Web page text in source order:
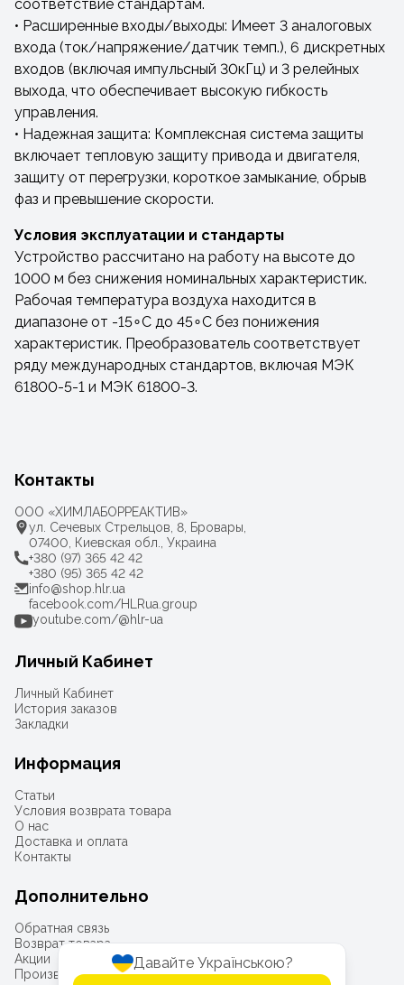
Давайте Українською?
соответствие стандартам.
• Расширенные входы/выходы: Имеет 3 аналоговых
входа (ток/напряжение/датчик темп.), 6 дискретных
входов (включая импульсный 30кГц) и 3 релейных
выхода, что обеспечивает высокую гибкость
управления.
• Надежная защита: Комплексная система защиты
включает тепловую защиту привода и двигателя,
защиту от перегрузки, короткое замыкание, обрыв
фаз и превышение скорости.
Условия эксплуатации и стандарты
Устройство рассчитано на работу на высоте до
1000 м без снижения номинальных характеристик.
Рабочая температура воздуха находится в
диапазоне от -15∘C до 45∘C без понижения
характеристик. Преобразователь соответствует
ряду международных стандартов, включая МЭК
61800-5-1 и МЭК 61800-3.
Контакты
ООО «ХИМЛАБОРРЕАКТИВ»
ул. Сечевых Стрельцов, 8, Бровары,
07400, Киевская обл., Украина
+380 (97) 365 42 42
+380 (95) 365 42 42
info@shop.hlr.ua
facebook.com/HLRua.group
youtube.com/@hlr-ua
Личный Кабинет
Личный Кабинет
История заказов
Закладки
Информация
Статьи
Условия возврата товара
О нас
Доставка и оплата
Контакты
Дополнительно
Обратная связь
Возврат товара
Акции
Производители